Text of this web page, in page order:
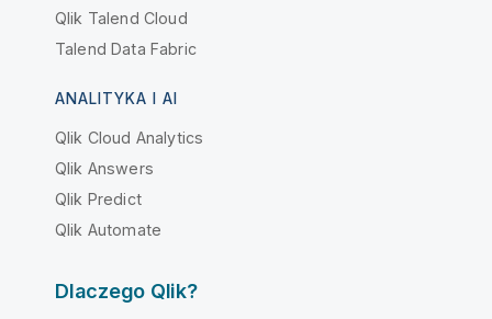
Qlik Talend Cloud
Talend Data Fabric
ANALITYKA I AI
Qlik Cloud Analytics
Qlik Answers
Qlik Predict
Qlik Automate
Dlaczego Qlik?